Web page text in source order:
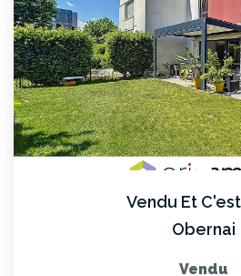
Blog
ESPACE
ESPACE
CONTACT
Vendu Et C'est
Obernai
Vendu